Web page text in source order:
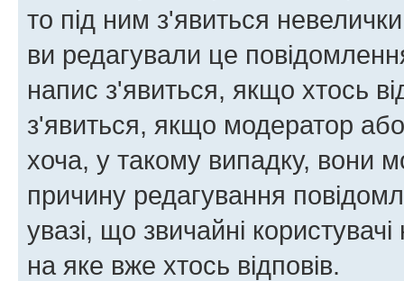
то під ним з'явиться
ви редагували це
напис з'явиться, якщо хтось
з'явиться, якщо модератор
хоча, у такому випадку, вони
причину редагування
увазі, що звичайні
на яке вже хтось відповів.